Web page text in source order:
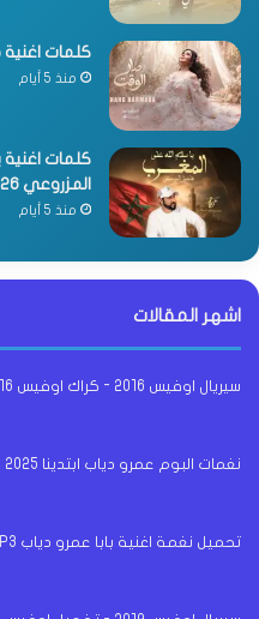
كلمات اغنية
منذ 5 أيام
كلمات اغنية
المزروعي 2026
منذ 5 أيام
اشهر المقالات
سيريال اوفيس 2016 - كراك اوفيس 2016
نغمات البوم عمرو دياب ابتدينا 2025
تحميل نغمة اغنية بابا عمرو دياب MP3